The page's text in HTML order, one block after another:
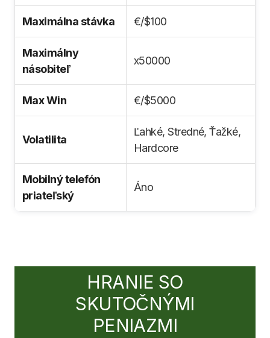
Maximálna stávka €/$100
Maximálny
násobiteľ
x50000
Max Win €/$5000
Volatilita
Ľahké, Stredné, Ťažké,
Hardcore
Mobilný telefón
priateľský
Áno
HRANIE SO
SKUTOČNÝMI
PENIAZMI